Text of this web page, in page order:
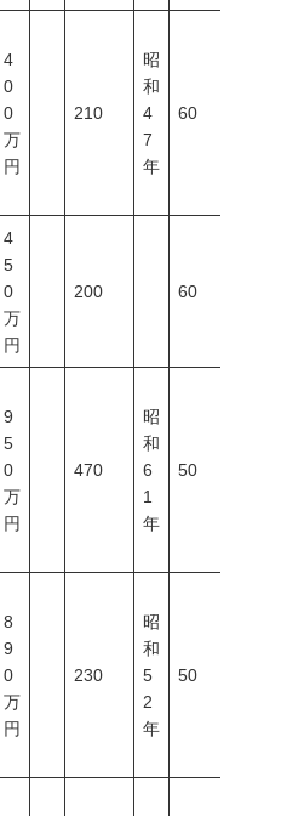
4
0
0
万
円
210
昭
和
4
7
年
60
4
5
0
万
円
200 60
9
5
0
万
円
470
昭
和
6
1
年
50
8
9
0
万
円
230
昭
和
5
2
年
50